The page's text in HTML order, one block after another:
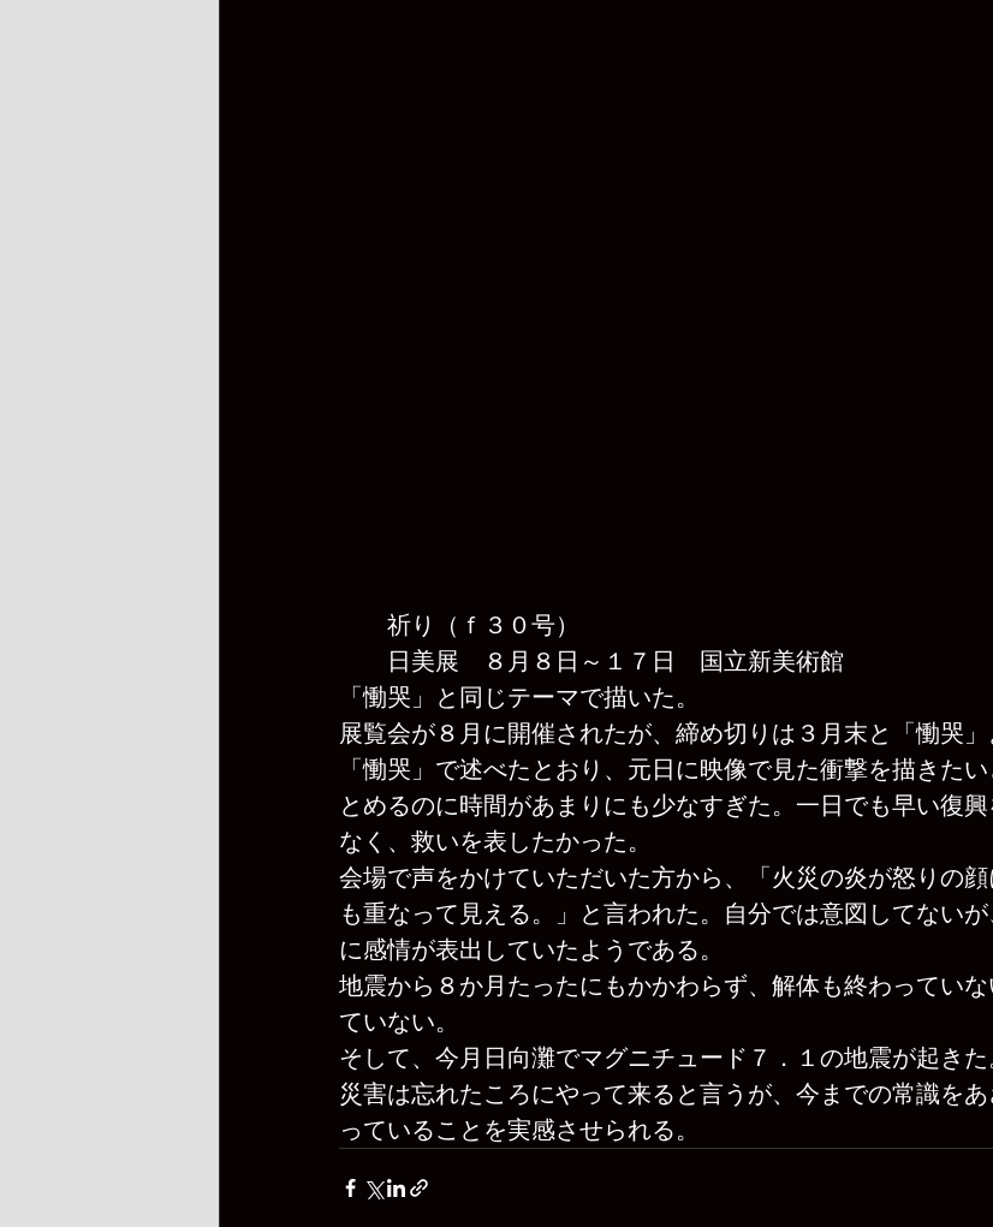
祈り（ｆ３０号）
日美展　８月８日～１７日　国立新美術館
「慟哭」と同じテーマで描いた。
展覧会が８月に開催されたが、締め切りは３月末と「慟哭」
「慟哭」で述べたとおり、元日に映像で見た衝撃を描きた
とめるのに時間があまりにも少なすぎた。一日でも早い復
なく、救いを表したかった。
会場で声をかけていただいた方から、「火災の炎が怒りの
も重なって見える。」と言われた。自分では意図してない
に感情が表出していたようである。
地震から８か月たったにもかかわらず、解体も終わってい
ていない。
そして、今月日向灘でマグニチュード７．１の地震が起きた
災害は忘れたころにやって来ると言うが、今までの常識を
っていることを実感させられる。